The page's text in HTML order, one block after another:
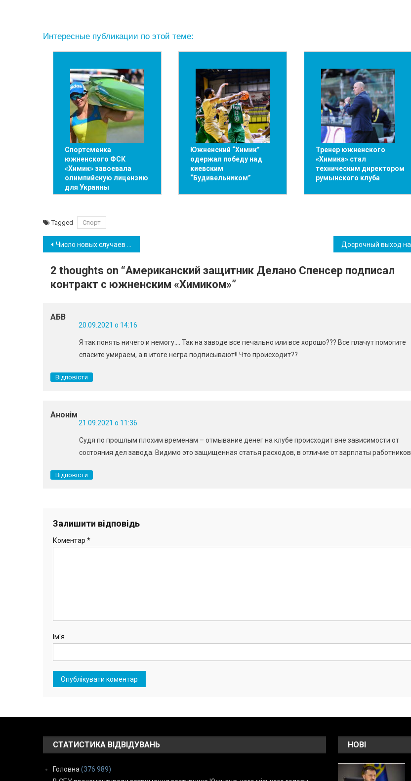
Интересные публикации по этой теме:
Спортсменка
южненского ФСК
«Химик» завоевала
олимпийскую лицензию
для Украины
Южненский “Химик”
одержал победу над
киевским
“Будивельником”
Тренер южненского
«Химика» стал
техническим директором
румынского клуба
Tagged Спорт
Навігація
записів
Число новых случаев COVID-19 в Южном растет: данные на 20 сентября
2 thoughts on “Американский защитник Делано Спенсер подписал
контракт с южненским «Химиком»”
АБВ
20.09.2021 о 14:16
Я так понять ничего и немогу…. Так на заводе все печально или все хорошо??? Все плачут помогите
спасите умираем, а в итоге негра подписывают!! Что происходит??
Відповісти
Анонім
21.09.2021 о 11:36
Судя по прошлым плохим временам – отмывание денег на клубе происходит вне зависимости от
состояния дел завода. Видимо это защищенная статья расходов, в отличие от зарплаты работников
Відповісти
Залишити відповідь
Коментар *
Ім'я
СТАТИСТИКА ВІДВІДУВАНЬ
Головна (376 989)
НОВІ